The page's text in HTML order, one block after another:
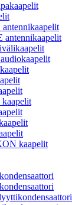
antennikaapelit
kaapelit